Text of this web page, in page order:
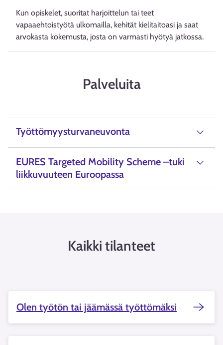
Kun opiskelet, suoritat harjoittelun tai teet
vapaaehtoistyötä ulkomailla, kehität kielitaitoasi ja saat
arvokasta kokemusta, josta on varmasti hyötyä jatkossa.
Palveluita
Työttömyysturvaneuvonta
EURES Targeted Mobility Scheme –tuki
liikkuvuuteen Euroopassa
Kaikki tilanteet
Olen työtön tai jäämässä työttömäksi